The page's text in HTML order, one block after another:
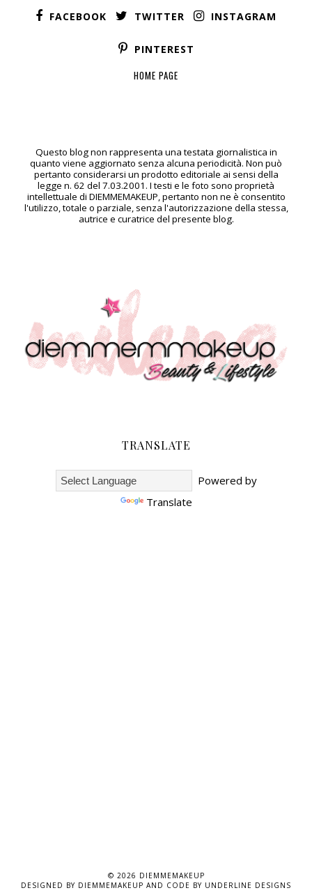
FACEBOOK TWITTER INSTAGRAM
PINTEREST
HOME PAGE
Questo blog non rappresenta una testata giornalistica in
quanto viene aggiornato senza alcuna periodicità. Non può
pertanto considerarsi un prodotto editoriale ai sensi della
legge n. 62 del 7.03.2001. I testi e le foto sono proprietà
intellettuale di DIEMMEMAKEUP, pertanto non ne è consentito
l'utilizzo, totale o parziale, senza l'autorizzazione della stessa,
autrice e curatrice del presente blog.
TRANSLATE
Powered by
Translate
© 2026 DIEMMEMAKEUP
DESIGNED BY DIEMMEMAKEUP AND CODE BY UNDERLINE DESIGNS